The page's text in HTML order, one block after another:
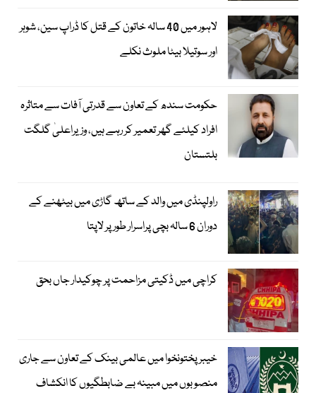
لاہور میں 40 سالہ خاتون کے قتل کا ڈراپ سین، شوہر
اور سوتیلا بیٹا ملوث نکلے
حکومت سندھ کے تعاون سے قدرتی آفات سے متاثرہ
افراد کیلئے گھر تعمیر کر رہے ہیں، وزیراعلیٰ گلگت
بلتستان
راولپنڈی میں والد کے ساتھ گاڑی میں بیٹھنے کے
دوران 6 سالہ بچی پراسرار طور پر لاپتا
کراچی میں ڈکیتی مزاحمت پر چوکیدار جاں بحق
خیبرپختونخوا میں عالمی بینک کے تعاون سے جاری
منصوبوں میں مبینہ بے ضابطگیوں کا انکشاف